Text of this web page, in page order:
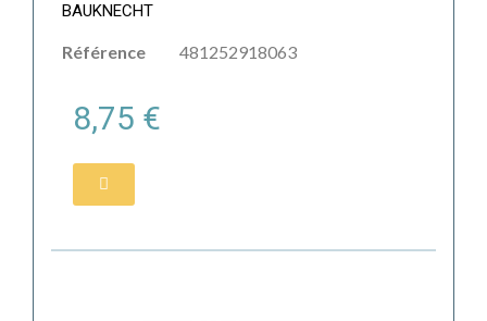
BAUKNECHT
Référence 481252918063
8,75 €